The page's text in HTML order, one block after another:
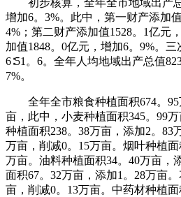
初步核算，全年全市地域出产总
增加6。3%。此中，第一财产添加
4%；第二财产添加值1528。1亿元
加值1848。0亿元，增加6。9%。三
6∶51。6。全年人均地域出产总值
7%。
全年全市粮食种植面积674。95
亩，此中，小麦种植面积345。99
种植面积238。38万亩，添加2。83
万亩，削减0。15万亩。烟叶种植
万亩。油料种植面积34。40万亩，
面积67。32万亩，添加1。28万亩
亩，削减0。13万亩。中药材种植